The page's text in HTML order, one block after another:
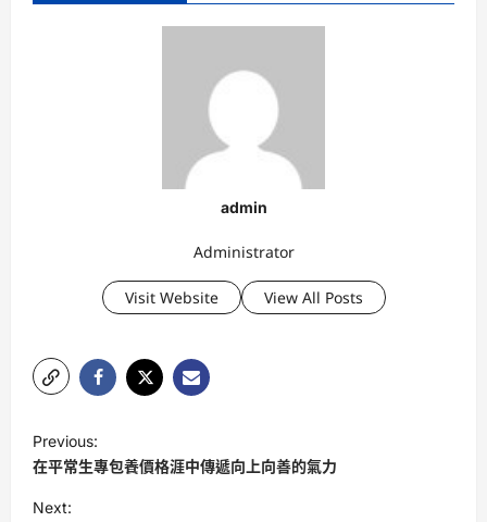
admin
Administrator
Visit Website View All Posts
o
s
Previous:
在平常生專包養價格涯中傳遞向上向善的氣力
Next: